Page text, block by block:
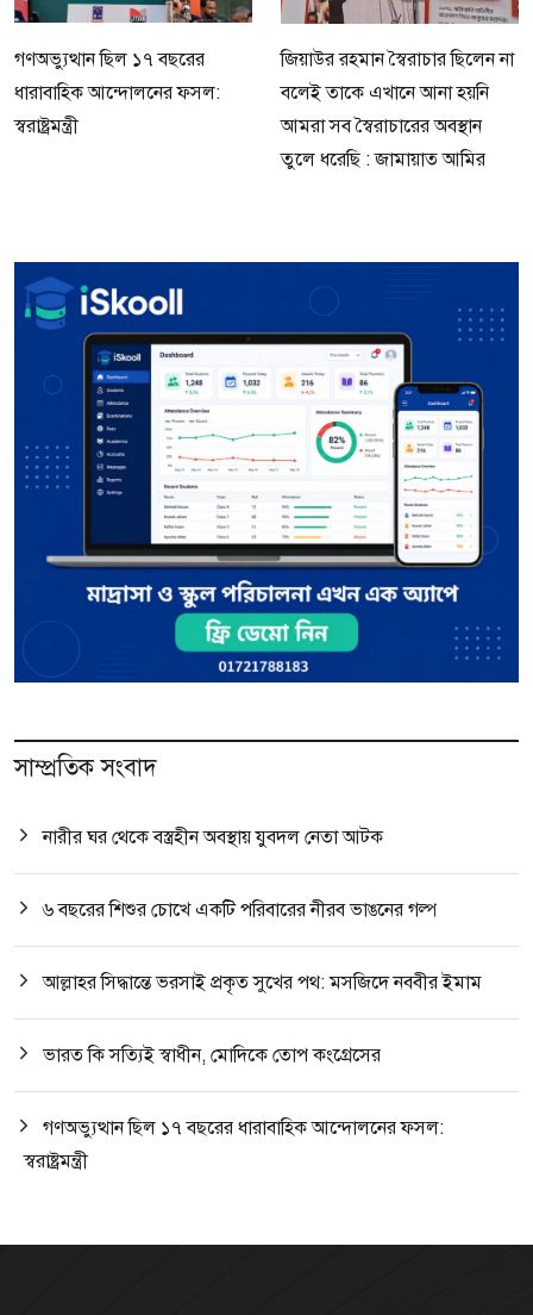
গণঅভ্যুত্থান ছিল ১৭ বছরের
ধারাবাহিক আন্দোলনের ফসল:
স্বরাষ্ট্রমন্ত্রী
জিয়াউর রহমান স্বৈরাচার ছিলেন না
বলেই তাকে এখানে আনা হয়নি
আমরা সব স্বৈরাচারের অবস্থান
তুলে ধরেছি : জামায়াত আমির
সাম্প্রতিক সংবাদ
নারীর ঘর থেকে বস্ত্রহীন অবস্থায় যুবদল নেতা আটক
৬ বছরের শিশুর চোখে একটি পরিবারের নীরব ভাঙনের গল্প
আল্লাহর সিদ্ধান্তে ভরসাই প্রকৃত সুখের পথ: মসজিদে নববীর ইমাম
ভারত কি সত্যিই স্বাধীন, মোদিকে তোপ কংগ্রেসের
গণঅভ্যুত্থান ছিল ১৭ বছরের ধারাবাহিক আন্দোলনের ফসল:
স্বরাষ্ট্রমন্ত্রী